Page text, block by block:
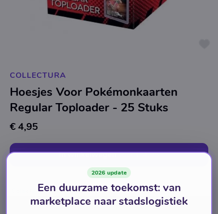
COLLECTURA
Hoesjes Voor Pokémonkaarten
Regular Toploader - 25 Stuks
€ 4,95
In winkelwagenvoor€ 4,95
Collectibles, Cartofilie & Militaria
2026 update
Een duurzame toekomst: van
marketplace naar stadslogistiek